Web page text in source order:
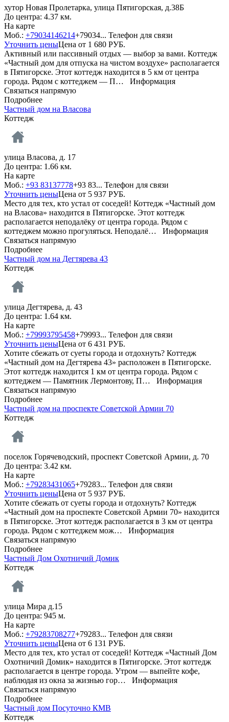
хутор Новая Пролетарка, улица Пятигорская, д.38Б
До центра: 4.37 км.
На карте
Моб.: +79034146214+79034... Телефон для связи
Уточнить ценыЦена от 1 680 РУБ.
Активный или пассивный отдых — выбор за вами. Коттедж
«Частный дом для отпуска на чистом воздухе» располагается
в Пятигорске. Этот коттедж находится в 5 км от центра
города. Рядом с коттеджем — П… Информация
Связаться напрямую
Подробнее
Частный дом на Власова
Коттедж
улица Власова, д. 17
До центра: 1.66 км.
На карте
Моб.: +93 83137778+93 83... Телефон для связи
Уточнить ценыЦена от 5 937 РУБ.
Место для тех, кто устал от соседей! Коттедж «Частный дом
на Власова» находится в Пятигорске. Этот коттедж
располагается неподалёку от центра города. Рядом с
коттеджем можно прогуляться. Неподалё… Информация
Связаться напрямую
Подробнее
Частный дом на Дегтярева 43
Коттедж
улица Дегтярева, д. 43
До центра: 1.64 км.
На карте
Моб.: +79993795458+79993... Телефон для связи
Уточнить ценыЦена от 6 431 РУБ.
Хотите сбежать от суеты города и отдохнуть? Коттедж
«Частный дом на Дегтярева 43» расположен в Пятигорске.
Этот коттедж находится 1 км от центра города. Рядом с
коттеджем — Памятник Лермонтову, П… Информация
Связаться напрямую
Подробнее
Частный дом на проспекте Советской Армии 70
Коттедж
поселок Горячеводский, проспект Советской Армии, д. 70
До центра: 3.42 км.
На карте
Моб.: +79283431065+79283... Телефон для связи
Уточнить ценыЦена от 5 937 РУБ.
Хотите сбежать от суеты города и отдохнуть? Коттедж
«Частный дом на проспекте Советской Армии 70» находится
в Пятигорске. Этот коттедж располагается в 3 км от центра
города. Рядом с коттеджем мож… Информация
Связаться напрямую
Подробнее
Частный Дом Охотничий Домик
Коттедж
улица Мира д.15
До центра: 945 м.
На карте
Моб.: +79283708277+79283... Телефон для связи
Уточнить ценыЦена от 6 131 РУБ.
Место для тех, кто устал от соседей! Коттедж «Частный Дом
Охотничий Домик» находится в Пятигорске. Этот коттедж
располагается в центре города. Утром — выпейте кофе,
наблюдая из окна за жизнью гор… Информация
Связаться напрямую
Подробнее
Частный дом Посуточно КМВ
Коттедж